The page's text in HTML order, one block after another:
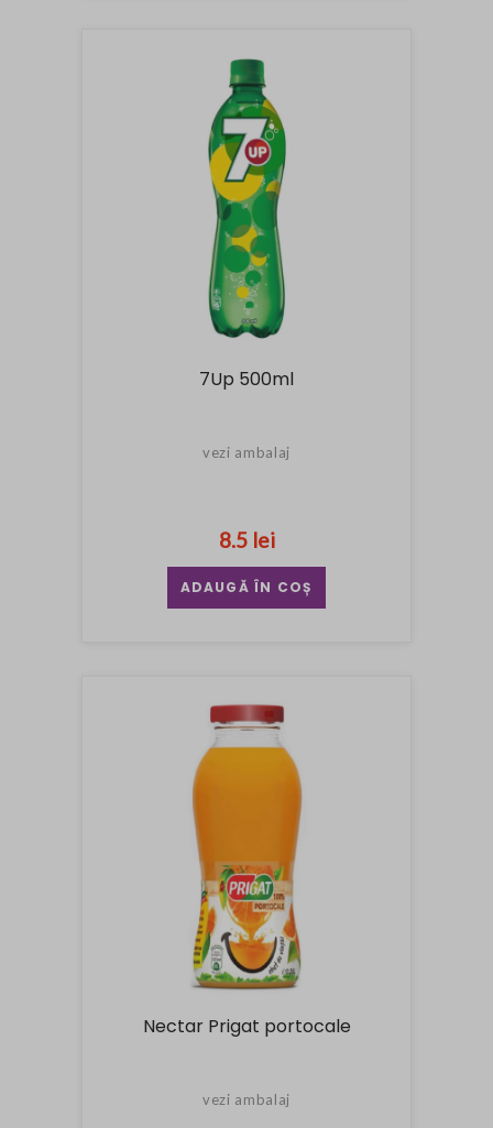
7Up 500ml
vezi ambalaj
8.5 lei
ADAUGĂ ÎN COȘ
Nectar Prigat portocale
vezi ambalaj